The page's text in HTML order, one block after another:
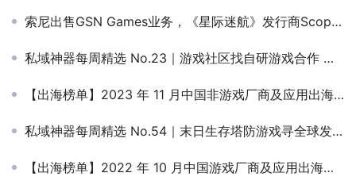
​索尼出售GSN Games业务，《星际迷航》发行商Scopely10亿美元接盘
私域神器每周精选 No.23｜游戏社区找自研游戏合作 多款手游寻全球联运/发行
【出海榜单】2023 年 11 月中国非游戏厂商及应用出海收入 30 强
私域神器每周精选 No.54｜末日生存塔防游戏寻全球发行 多个精品项目寻合作、独代
【出海榜单】2022 年 10 月中国游戏厂商及应用出海收入 30 强